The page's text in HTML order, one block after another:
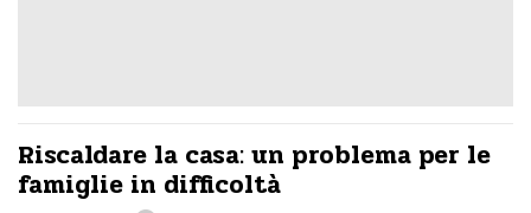
Riscaldare la casa: un problema per le
famiglie in difficoltà